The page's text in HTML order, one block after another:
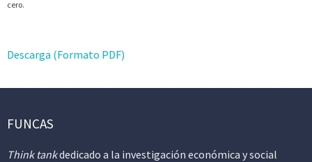
cero.
Descarga (Formato PDF)
FUNCAS
Think tankdedicado a la investigación económica y social